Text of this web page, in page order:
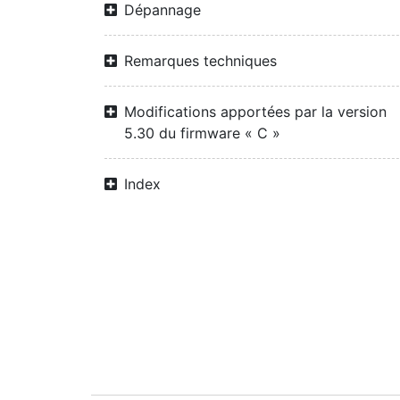
Dépannage
Remarques techniques
Modifications apportées par la version
5.30 du firmware « C »
Index